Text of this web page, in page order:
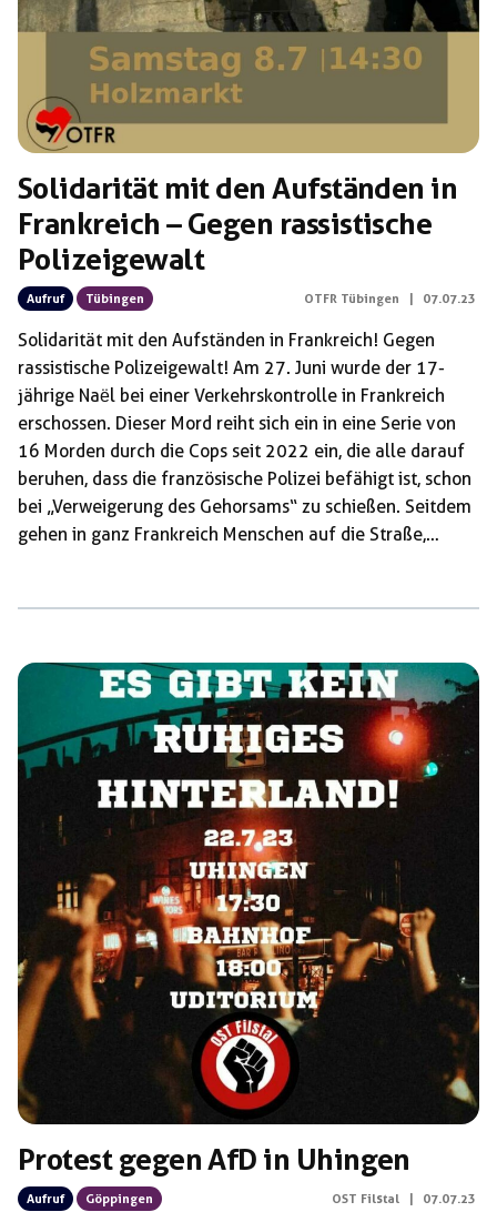
Solidarität mit den Aufständen in
Frankreich – Gegen rassistische
Polizeigewalt
Aufruf Tübingen OTFR Tübingen 07.07.23
Solidarität mit den Aufständen in Frankreich! Gegen
rassistische Polizeigewalt! Am 27. Juni wurde der 17-
jährige Naёl bei einer Verkehrskontrolle in Frankreich
erschossen. Dieser Mord reiht sich ein in eine Serie von
16 Morden durch die Cops seit 2022 ein, die alle darauf
beruhen, dass die französische Polizei befähigt ist, schon
bei „Verweigerung des Gehorsams“ zu schießen. Seitdem
gehen in ganz Frankreich Menschen auf die Straße,
mehr als 4.000 Menschen verhaftet, mehrere sitzen
nach Eilverfahren auch schon im Knast. Wir solidarisieren
uns mit den […]
Protest gegen AfD in Uhingen
Aufruf Göppingen OST Filstal | 07.07.23